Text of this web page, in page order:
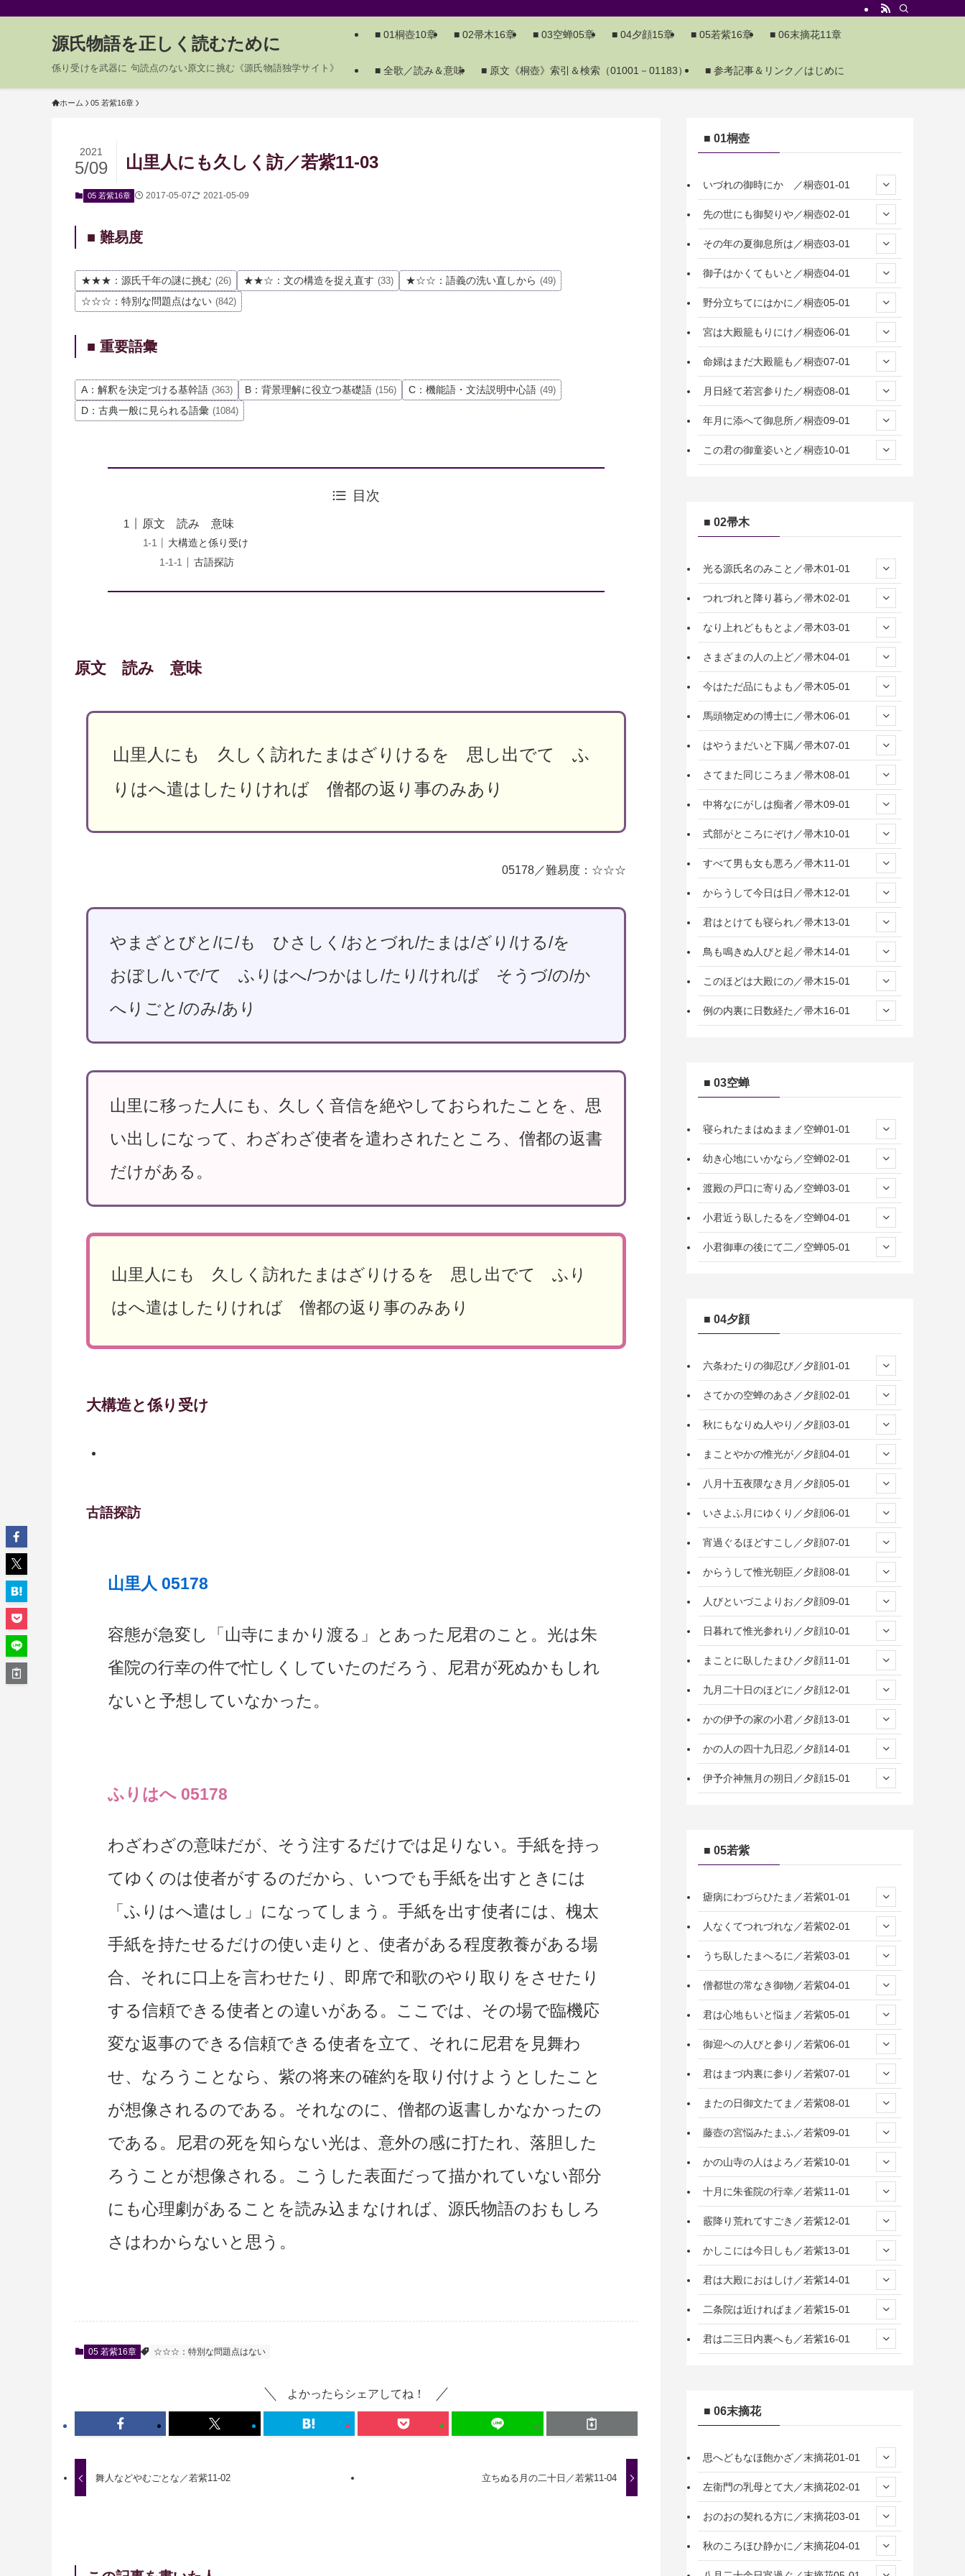
源氏物語を正しく読むために
係り受けを武器に 句読点のない原文に挑む《源氏物語独学サイト》
■ 01桐壺10章 ■ 02帚木16章 ■ 03空蝉05章 ■ 04夕顔15章 ■ 05若紫16章 ■ 06末摘花11章
■ 全歌／読み＆意味 ■ 原文《桐壺》索引＆検索（01001－01183） ■ 参考記事＆リンク／はじめに
ホーム 05 若紫16章
山里人にも久しく訪／若紫11-03
2021
5/09
05 若紫16章 2017-05-07 2021-05-09
■ 難易度
★★★：源氏千年の謎に挑む (26) ★★☆：文の構造を捉え直す (33) ★☆☆：語義の洗い直しから (49)
☆☆☆：特別な問題点はない (842)
■ 重要語彙
A：解釈を決定づける基幹語 (363) B：背景理解に役立つ基礎語 (156) C：機能語・文法説明中心語 (49)
D：古典一般に見られる語彙 (1084)
目次
原文 読み 意味
大構造と係り受け
古語探訪
原文 読み 意味
山里人にも 久しく訪れたまはざりけるを 思し出でて ふ
りはへ遣はしたりければ 僧都の返り事のみあり
05178／難易度：☆☆☆
やまざとびと/に/も ひさしく/おとづれ/たまは/ざり/ける/を
おぼし/いで/て ふりはへ/つかはし/たり/けれ/ば そうづ/の/か
へりごと/のみ/あり
山里に移った人にも、久しく音信を絶やしておられたことを、思
い出しになって、わざわざ使者を遣わされたところ、僧都の返書
だけがある。
山里人にも 久しく訪れたまはざりけるを 思し出でて ふり
はへ遣はしたりければ 僧都の返り事のみあり
大構造と係り受け
古語探訪
山里人 05178
容態が急変し「山寺にまかり渡る」とあった尼君のこと。光は朱
雀院の行幸の件で忙しくしていたのだろう、尼君が死ぬかもしれ
ないと予想していなかった。
ふりはへ 05178
わざわざの意味だが、そう注するだけでは足りない。手紙を持っ
てゆくのは使者がするのだから、いつでも手紙を出すときには
「ふりはへ遣はし」になってしまう。手紙を出す使者には、槐太
手紙を持たせるだけの使い走りと、使者がある程度教養がある場
合、それに口上を言わせたり、即席で和歌のやり取りをさせたり
する信頼できる使者との違いがある。ここでは、その場で臨機応
変な返事のできる信頼できる使者を立て、それに尼君を見舞わ
せ、なろうことなら、紫の将来の確約を取り付けようとしたこと
が想像されるのである。それなのに、僧都の返書しかなかったの
である。尼君の死を知らない光は、意外の感に打たれ、落胆した
ろうことが想像される。こうした表面だって描かれていない部分
にも心理劇があることを読み込まなければ、源氏物語のおもしろ
さはわからないと思う。
05 若紫16章 ☆☆☆：特別な問題点はない
よかったらシェアしてね！
舞人などやむごとな／若紫11-02 立ちぬる月の二十日／若紫11-04
■ 01桐壺
いづれの御時にか ／桐壺01-01
先の世にも御契りや／桐壺02-01
その年の夏御息所は／桐壺03-01
御子はかくてもいと／桐壺04-01
野分立ちてにはかに／桐壺05-01
宮は大殿籠もりにけ／桐壺06-01
命婦はまだ大殿籠も／桐壺07-01
月日経て若宮参りた／桐壺08-01
年月に添へて御息所／桐壺09-01
この君の御童姿いと／桐壺10-01
■ 02帚木
光る源氏名のみこと／帚木01-01
つれづれと降り暮ら／帚木02-01
なり上れどももとよ／帚木03-01
さまざまの人の上ど／帚木04-01
今はただ品にもよも／帚木05-01
馬頭物定めの博士に／帚木06-01
はやうまだいと下臈／帚木07-01
さてまた同じころま／帚木08-01
中将なにがしは痴者／帚木09-01
式部がところにぞけ／帚木10-01
すべて男も女も悪ろ／帚木11-01
からうして今日は日／帚木12-01
君はとけても寝られ／帚木13-01
鳥も鳴きぬ人びと起／帚木14-01
このほどは大殿にの／帚木15-01
例の内裏に日数経た／帚木16-01
■ 03空蝉
寝られたまはぬまま／空蝉01-01
幼き心地にいかなら／空蝉02-01
渡殿の戸口に寄りゐ／空蝉03-01
小君近う臥したるを／空蝉04-01
小君御車の後にて二／空蝉05-01
■ 04夕顔
六条わたりの御忍び／夕顔01-01
さてかの空蝉のあさ／夕顔02-01
秋にもなりぬ人やり／夕顔03-01
まことやかの惟光が／夕顔04-01
八月十五夜隈なき月／夕顔05-01
いさよふ月にゆくり／夕顔06-01
宵過ぐるほどすこし／夕顔07-01
からうして惟光朝臣／夕顔08-01
人びといづこよりお／夕顔09-01
日暮れて惟光参れり／夕顔10-01
まことに臥したまひ／夕顔11-01
九月二十日のほどに／夕顔12-01
かの伊予の家の小君／夕顔13-01
かの人の四十九日忍／夕顔14-01
伊予介神無月の朔日／夕顔15-01
■ 05若紫
瘧病にわづらひたま／若紫01-01
人なくてつれづれな／若紫02-01
うち臥したまへるに／若紫03-01
僧都世の常なき御物／若紫04-01
君は心地もいと悩ま／若紫05-01
御迎への人びと参り／若紫06-01
君はまづ内裏に参り／若紫07-01
またの日御文たてま／若紫08-01
藤壺の宮悩みたまふ／若紫09-01
かの山寺の人はよろ／若紫10-01
十月に朱雀院の行幸／若紫11-01
霰降り荒れてすごき／若紫12-01
かしこには今日しも／若紫13-01
君は大殿におはしけ／若紫14-01
二条院は近ければま／若紫15-01
君は二三日内裏へも／若紫16-01
■ 06末摘花
思へどもなほ飽かざ／末摘花01-01
左衛門の乳母とて大／末摘花02-01
おのおの契れる方に／末摘花03-01
秋のころほひ静かに／末摘花04-01